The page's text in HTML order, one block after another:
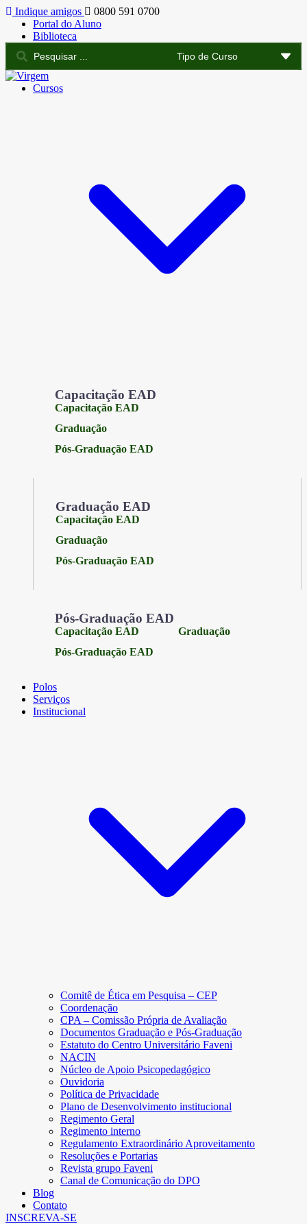
Indique amigos
0800 591 0700
Portal do Aluno
Biblioteca
Cursos
Capacitação EAD
Capacitação EAD
Graduação
Pós-Graduação EAD
Graduação EAD
Capacitação EAD
Graduação
Pós-Graduação EAD
Pós-Graduação EAD
Capacitação EAD
Graduação
Pós-Graduação EAD
Polos
Serviços
Institucional
Comitê de Ética em Pesquisa – CEP
Coordenação
CPA – Comissão Própria de Avaliação
Documentos Graduação e Pós-Graduação
Estatuto do Centro Universitário Faveni
NACIN
Núcleo de Apoio Psicopedagógico
Ouvidoria
Política de Privacidade
Plano de Desenvolvimento institucional
Regimento Geral
Regimento interno
Regulamento Extraordinário Aproveitamento
Resoluções e Portarias
Revista grupo Faveni
Canal de Comunicação do DPO
Blog
Contato
INSCREVA-SE